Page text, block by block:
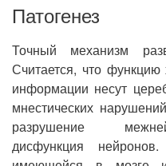
Патогенез
Точный механизм
Считается, что
информации несут
мнестических
разрушение
дисфункция